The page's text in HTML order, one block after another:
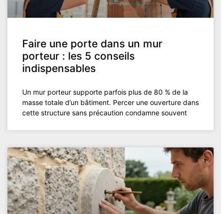
Faire une porte dans un mur
porteur : les 5 conseils
indispensables
Un mur porteur supporte parfois plus de 80 % de la
masse totale d’un bâtiment. Percer une ouverture dans
cette structure sans précaution condamne souvent